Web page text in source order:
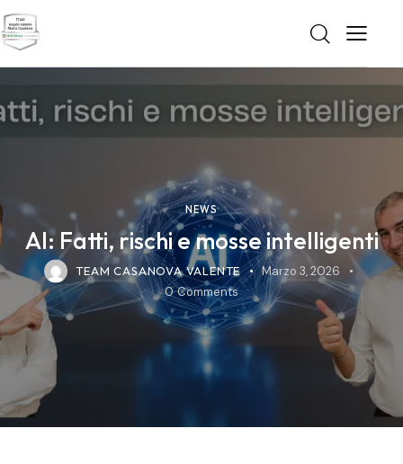
NEWS
AI: Fatti, rischi e mosse intelligenti
TEAM CASANOVA VALENTE
Marzo 3, 2026
0 Comments